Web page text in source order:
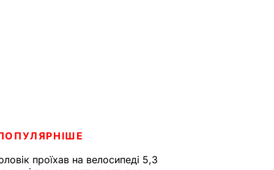
проїхав на велосипеді 5,3